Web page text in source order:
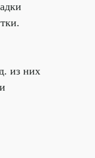
из них